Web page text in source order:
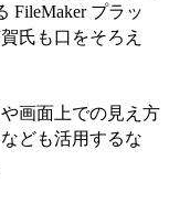
FileMaker プラッ
氏も口をそろえ
画面上での見え方
ども活用するな